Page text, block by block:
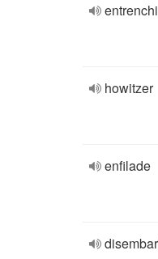
howitzer
enfilade